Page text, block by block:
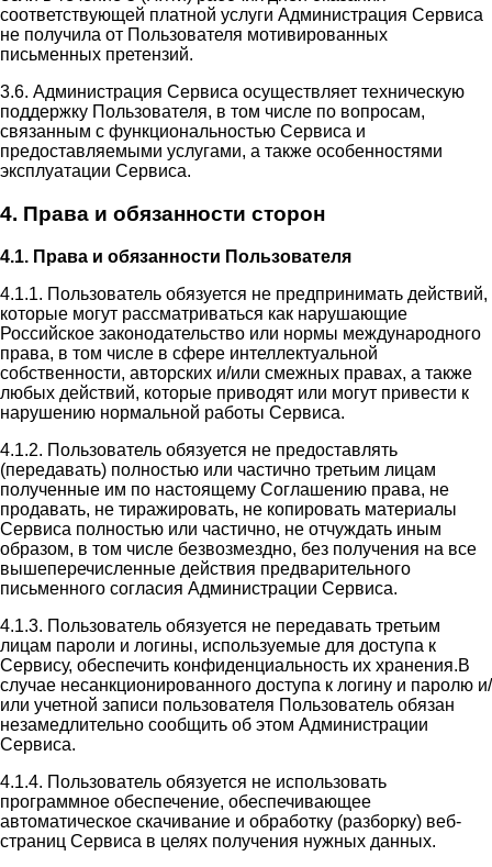
соответствующей платной услуги Администрация Сервиса
не получила от Пользователя мотивированных
письменных претензий.
3.6. Администрация Сервиса осуществляет техническую
поддержку Пользователя, в том числе по вопросам,
связанным с функциональностью Сервиса и
предоставляемыми услугами, а также особенностями
эксплуатации Сервиса.
4. Права и обязанности сторон
4.1. Права и обязанности Пользователя
4.1.1. Пользователь обязуется не предпринимать действий,
которые могут рассматриваться как нарушающие
Российское законодательство или нормы международного
права, в том числе в сфере интеллектуальной
собственности, авторских и/или смежных правах, а также
любых действий, которые приводят или могут привести к
нарушению нормальной работы Сервиса.
4.1.2. Пользователь обязуется не предоставлять
(передавать) полностью или частично третьим лицам
полученные им по настоящему Соглашению права, не
продавать, не тиражировать, не копировать материалы
Сервиса полностью или частично, не отчуждать иным
образом, в том числе безвозмездно, без получения на все
вышеперечисленные действия предварительного
письменного согласия Администрации Сервиса.
4.1.3. Пользователь обязуется не передавать третьим
лицам пароли и логины, используемые для доступа к
Сервису, обеспечить конфиденциальность их хранения.В
случае несанкционированного доступа к логину и паролю и/
или учетной записи пользователя Пользователь обязан
незамедлительно сообщить об этом Администрации
Сервиса.
4.1.4. Пользователь обязуется не использовать
программное обеспечение, обеспечивающее
автоматическое скачивание и обработку (разборку) веб-
страниц Сервиса в целях получения нужных данных.